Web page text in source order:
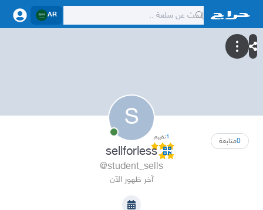
AR
S
0متابعة 1تقييم
sellforless
@student_sells
آخر ظهور الآن